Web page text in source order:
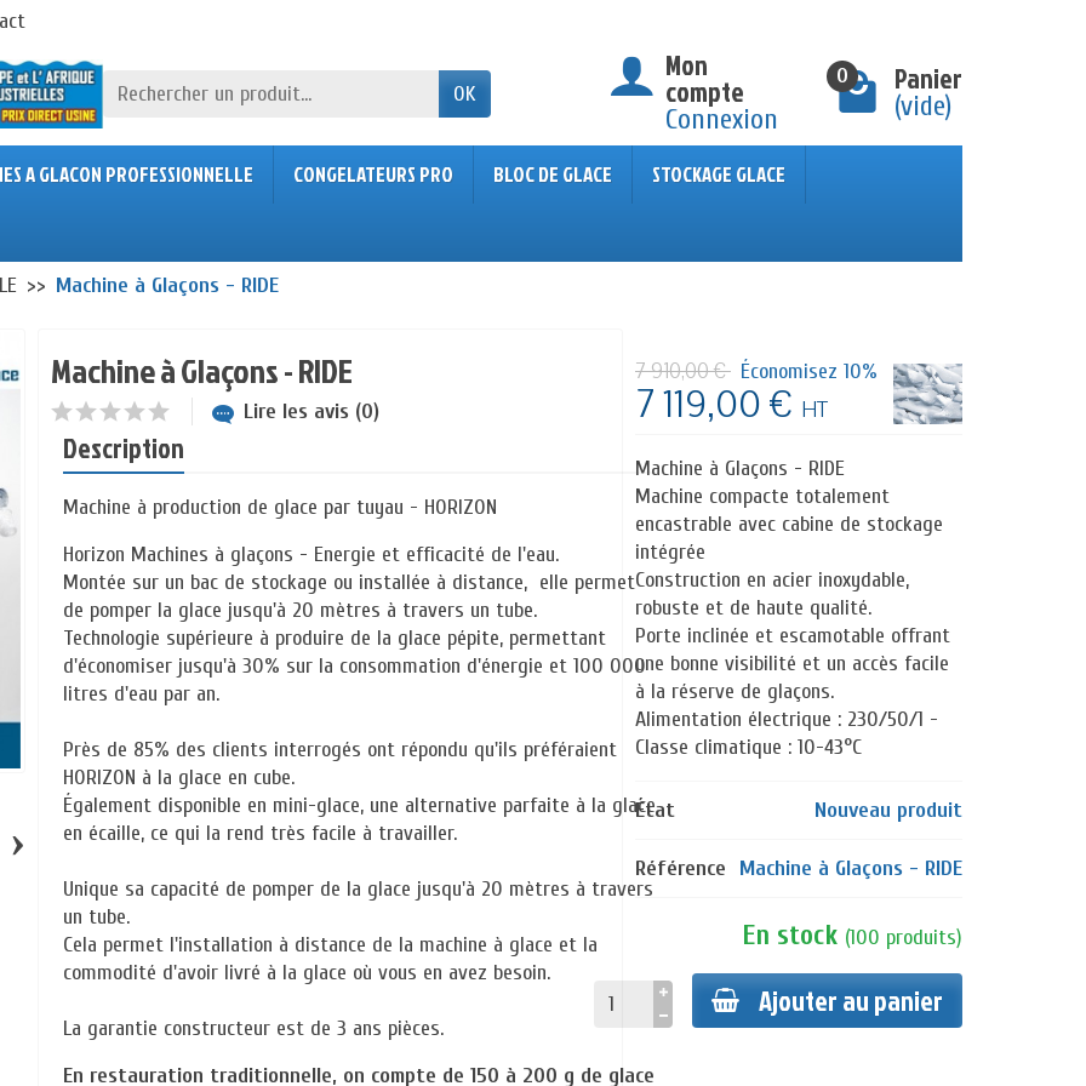
OK
Mon
compte
Connexion
0 Panier
(vide)
A GLACON PROFESSIONNELLE CONGELATEURS PRO BLOC DE GLACE STOCKAGE GLACE
Machine à Glaçons - RIDE
›
Machine à Glaçons - RIDE
Lire les avis (0)
Description
Machine à production de glace par tuyau - HORIZON
Horizon Machines à glaçons - Energie et efficacité de l'eau.
Montée sur un bac de stockage ou installée à distance, elle permet
de pomper la glace jusqu'à 20 mètres à travers un tube.
Technologie supérieure à produire de la glace pépite, permettant
d'économiser jusqu'à 30% sur la consommation d'énergie et 100 000
litres d'eau par an.
Près de 85% des clients interrogés ont répondu qu'ils préféraient
HORIZON à la glace en cube.
Également disponible en mini-glace, une alternative parfaite à la glace
en écaille, ce qui la rend très facile à travailler.
Unique sa capacité de pomper de la glace jusqu'à 20 mètres à travers
un tube.
Cela permet l'installation à distance de la machine à glace et la
commodité d'avoir livré à la glace où vous en avez besoin.
La garantie constructeur est de 3 ans pièces.
En restauration traditionnelle, on compte de 150 à 200 g de glace
7 910,00 € Économisez 10%
7 119,00 € HT
Machine à Glaçons - RIDE
Machine compacte totalement
encastrable avec cabine de stockage
intégrée
Construction en acier inoxydable,
robuste et de haute qualité.
Porte inclinée et escamotable offrant
une bonne visibilité et un accès facile
à la réserve de glaçons.
Alimentation électrique : 230/50/1 -
Classe climatique : 10-43°C
État Nouveau produit
Référence Machine à Glaçons - RIDE
En stock (100 produits)
Ajouter au panier